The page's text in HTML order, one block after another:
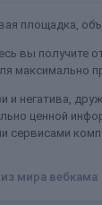
площадка,
вы
максимально
и негатива,
ценной
сервисами
мира вебкама